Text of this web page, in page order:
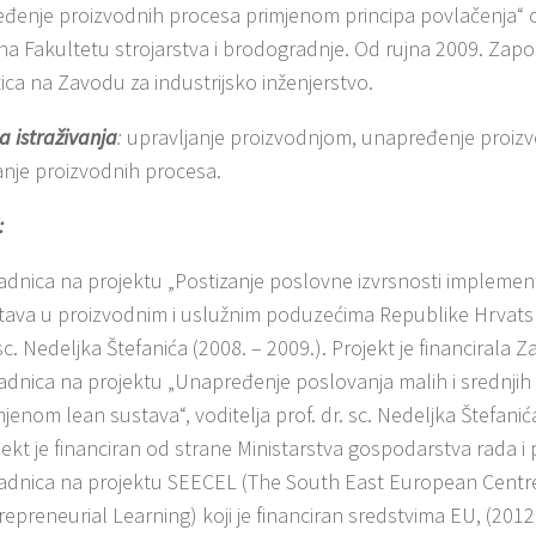
proizvodnih procesa primjenom principa povlačenja“
Fakultetu strojarstva i brodogradnje. Od rujna 2009.
na Zavodu za industrijsko inženjerstvo.
istraživanja: upravljanje proizvodnjom, unapređenje
proizvodnih procesa.
na projektu „Postizanje poslovne izvrsnosti
u proizvodnim i uslužnim poduzećima Republike
Nedeljka Štefanića (2008. – 2009.). Projekt je financirala
na projektu „Unapređenje poslovanja malih i
lean sustava“, voditelja prof. dr. sc. Nedeljka
je financiran od strane Ministarstva gospodarstva rada i
na projektu SEECEL (The South East European
Learning) koji je financiran sredstvima EU,